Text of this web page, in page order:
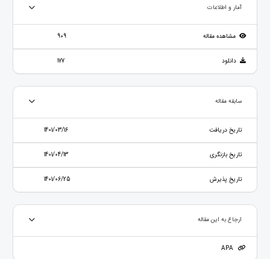
آمار و اطلاعات
مشاهده مقاله 909
دانلود 177
سابقه مقاله
تاریخ دریافت 1401/03/16
تاریخ بازنگری 1401/04/13
تاریخ پذیرش 1401/06/25
ارجاع به این مقاله
APA